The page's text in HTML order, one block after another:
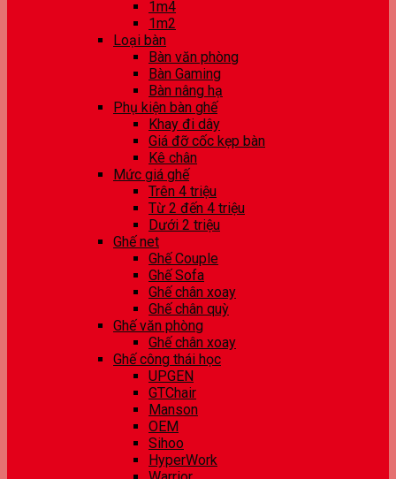
1m4
1m2
Loại bàn
Bàn văn phòng
Bàn Gaming
Bàn nâng hạ
Phụ kiện bàn ghế
Khay đi dây
Giá đỡ cốc kẹp bàn
Kê chân
Mức giá ghế
Trên 4 triệu
Từ 2 đến 4 triệu
Dưới 2 triệu
Ghế net
Ghế Couple
Ghế Sofa
Ghế chân xoay
Ghế chân quỳ
Ghế văn phòng
Ghế chân xoay
Ghế công thái học
UPGEN
GTChair
Manson
OEM
Sihoo
HyperWork